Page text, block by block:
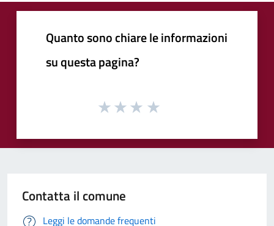
Quanto sono chiare le informazioni
su questa pagina?
Contatta il comune
Leggi le domande frequenti